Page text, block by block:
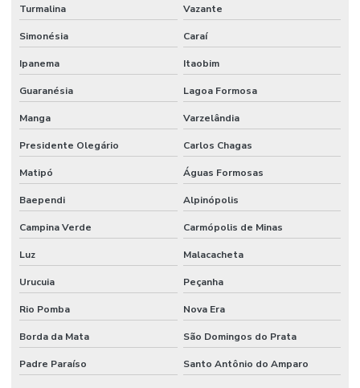
Turmalina Vazante
Simonésia Caraí
Ipanema Itaobim
Guaranésia Lagoa Formosa
Manga Varzelândia
Presidente Olegário Carlos Chagas
Matipó Águas Formosas
Baependi Alpinópolis
Campina Verde Carmópolis de Minas
Luz Malacacheta
Urucuia Peçanha
Rio Pomba Nova Era
Borda da Mata São Domingos do Prata
Padre Paraíso Santo Antônio do Amparo